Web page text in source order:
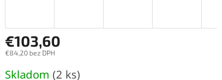
€103,60
€84,20 bez DPH
cena:
Skladom (2 ks)